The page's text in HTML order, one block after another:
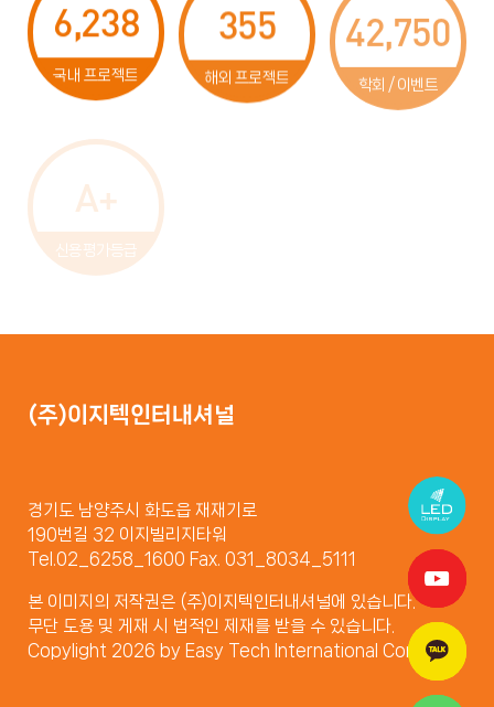
6,238
국내 프로젝트
355
해외 프로젝트
42,750
학회 / 이벤트
A+
신용평가등급
(주)이지텍인터내셔널
경기도 남양주시 화도읍 재재기로
190번길 32 이지빌리지타워
Tel.02_6258_1600 Fax. 031_8034_5111
본 이미지의 저작권은 (주)이지텍인터내셔널에 있습니다.
무단 도용 및 게재 시 법적인 제재를 받을 수 있습니다.
Copylight 2026 by Easy Tech International Company